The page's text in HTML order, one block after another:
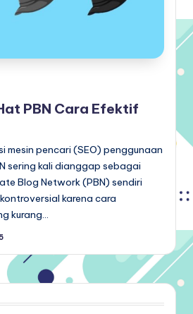
PBN Cara Efektif
mesin pencari (SEO) penggunaan
sering kali dianggap sebagai
Blog Network (PBN) sendiri
karena cara
kurang…